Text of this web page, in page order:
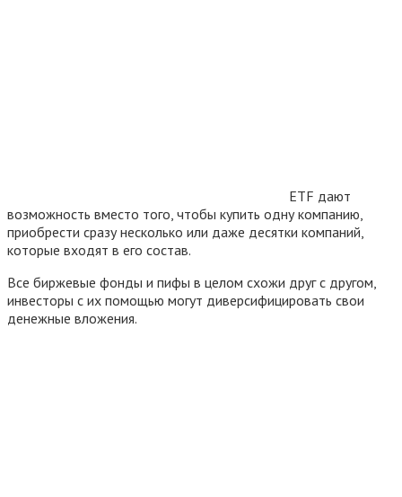
ETF дают
возможность вместо того, чтобы купить одну компанию,
приобрести сразу несколько или даже десятки компаний,
которые входят в его состав.
Все биржевые фонды и пифы в целом схожи друг с другом,
инвесторы с их помощью могут диверсифицировать свои
денежные вложения.